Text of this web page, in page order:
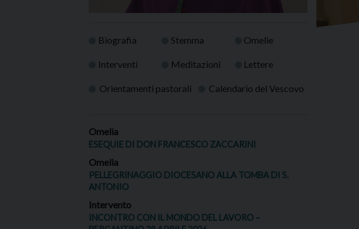
Biografia Stemma Omelie
Interventi Meditazioni Lettere
Orientamenti pastorali Calendario del Vescovo
Omelia
ESEQUIE DI DON FRANCESCO ZACCARINI
Omelia
PELLEGRINAGGIO DIOCESANO ALLA TOMBA DI S.
ANTONIO
Intervento
INCONTRO CON IL MONDO DEL LAVORO –